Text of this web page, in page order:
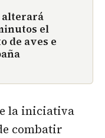
alterará
el
de aves e
la iniciativa
combatir